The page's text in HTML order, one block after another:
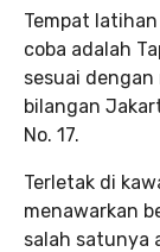
Tempat
coba adalah
sesuai
bilangan
No. 17.
Terletak di
menawarkan
salah satunya